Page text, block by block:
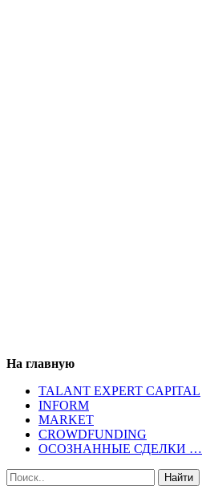
На главную
TALANT EXPERT CAPITAL
INFORM
MARKET
CROWDFUNDING
ОСОЗНАННЫЕ СДЕЛКИ …